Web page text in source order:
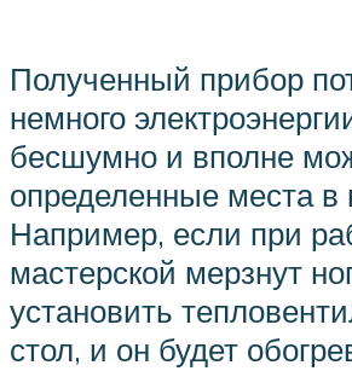
Полученный прибор
немного
бесшумно и вполне
определенные места в
Например, если при
мастерской мерзнут
установить
стол, и он будет